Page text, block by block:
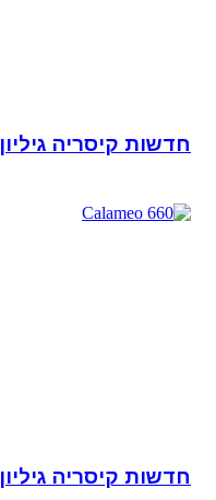
חדשות קיסריה גיליון 661
חדשות קיסריה גיליון 660